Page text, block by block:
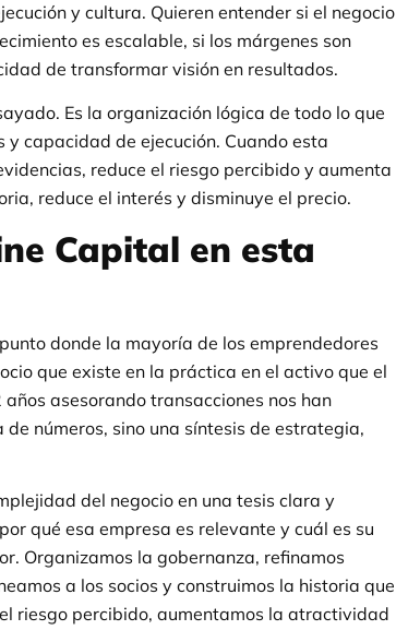
y cultura. Quieren entender si el negocio
es escalable, si los márgenes son
de transformar visión en resultados.
Es la organización lógica de todo lo que
capacidad de ejecución. Cuando esta
reduce el riesgo percibido y aumenta
reduce el interés y disminuye el precio.
Capital en esta
donde la mayoría de los emprendedores
que existe en la práctica en el activo que el
asesorando transacciones nos han
números, sino una síntesis de estrategia,
del negocio en una tesis clara y
qué esa empresa es relevante y cuál es su
Organizamos la gobernanza, refinamos
a los socios y construimos la historia que
riesgo percibido, aumentamos la atractividad